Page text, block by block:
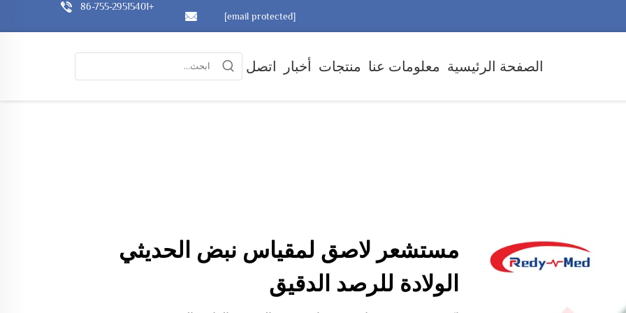
+86-755-29515401
[email protected]
الصفحة الرئيسية معلومات عنا منتجات أخبار اتصل
مستشعر لاصق لمقياس نبض الحديثي
الولادة للرصد الدقيق